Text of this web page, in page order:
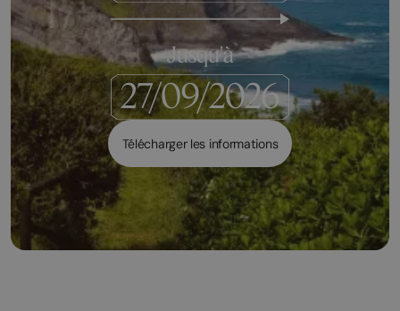
Jusqu'à
Télécharger les informations